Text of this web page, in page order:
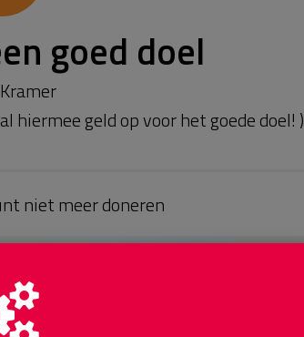
goed doel
hiermee geld op voor het goede doel! )
niet meer doneren